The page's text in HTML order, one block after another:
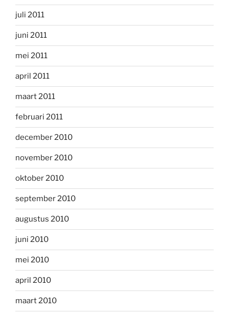
juli 2011
juni 2011
mei 2011
april 2011
maart 2011
februari 2011
december 2010
november 2010
oktober 2010
september 2010
augustus 2010
juni 2010
mei 2010
april 2010
maart 2010